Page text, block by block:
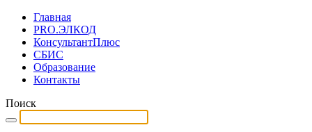
Главная
PRO.ЭЛКОД
КонсультантПлюс
СБИС
Образование
Контакты
Поиск